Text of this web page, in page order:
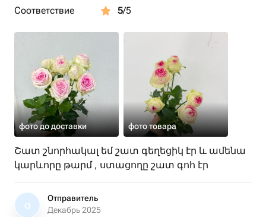
Соответствие
5/5
фото до доставки фото товара
Շատ շնորհակալ եմ շատ գեղեցիկ էր և ամենա
կարևորը թարմ , ստացողը շատ գոհ էր
О
Отправитель
Декабрь 2025